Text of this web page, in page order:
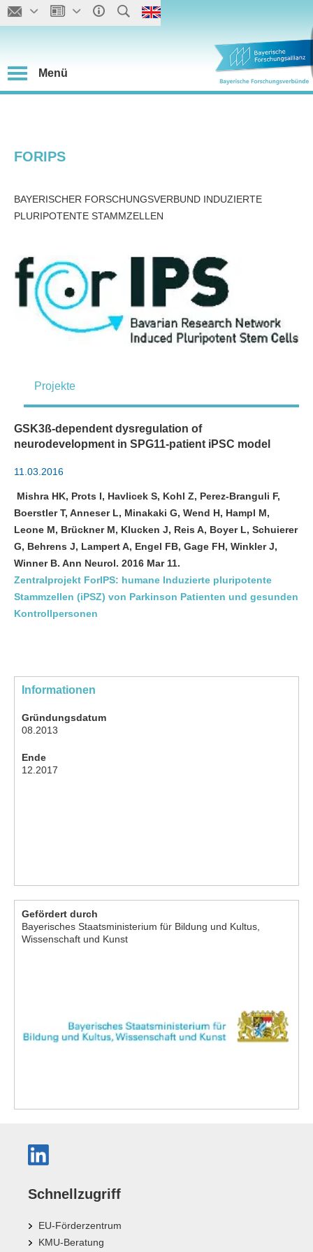
Menü
FORIPS
BAYERISCHER FORSCHUNGSVERBUND INDUZIERTE
PLURIPOTENTE STAMMZELLEN
Projekte
GSK3ß-dependent dysregulation of
neurodevelopment in SPG11-patient iPSC model
11.03.2016
Mishra HK, Prots I, Havlicek S, Kohl Z, Perez-Branguli F,
Boerstler T, Anneser L, Minakaki G, Wend H, Hampl M,
Leone M, Brückner M, Klucken J, Reis A, Boyer L, Schuierer
G, Behrens J, Lampert A, Engel FB, Gage FH, Winkler J,
Winner B. Ann Neurol. 2016 Mar 11.
Zentralprojekt ForIPS: humane Induzierte pluripotente
Stammzellen (iPSZ) von Parkinson Patienten und gesunden
Kontrollpersonen
Informationen
Gründungsdatum
08.2013
Ende
12.2017
Gefördert durch
Bayerisches Staatsministerium für Bildung und Kultus,
Wissenschaft und Kunst
Schnellzugriff
EU-Förderzentrum
KMU-Beratung